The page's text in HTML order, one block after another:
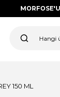
150 ML